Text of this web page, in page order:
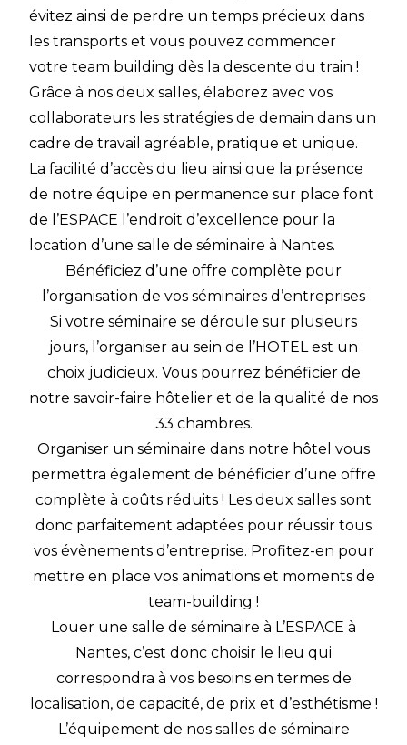
évitez ainsi de perdre un temps précieux dans
les transports et vous pouvez commencer
votre team building dès la descente du train !
Grâce à nos deux salles, élaborez avec vos
collaborateurs les stratégies de demain dans un
cadre de travail agréable, pratique et unique.
La facilité d’accès du lieu ainsi que la présence
de notre équipe en permanence sur place font
de l’ESPACE l’endroit d’excellence pour la
location d’une salle de séminaire à Nantes.
Bénéficiez d’une offre complète pour
l’organisation de vos séminaires d’entreprises
Si votre séminaire se déroule sur plusieurs
jours, l’organiser au sein de l’HOTEL est un
choix judicieux. Vous pourrez bénéficier de
notre savoir-faire hôtelier et de la qualité de nos
33 chambres.
Organiser un séminaire dans notre hôtel vous
permettra également de bénéficier d’une offre
complète à coûts réduits ! Les deux salles sont
donc parfaitement adaptées pour réussir tous
vos évènements d’entreprise. Profitez-en pour
mettre en place vos animations et moments de
team-building !
Louer une salle de séminaire à L’ESPACE à
Nantes, c’est donc choisir le lieu qui
correspondra à vos besoins en termes de
localisation, de capacité, de prix et d’esthétisme !
L’équipement de nos salles de séminaire